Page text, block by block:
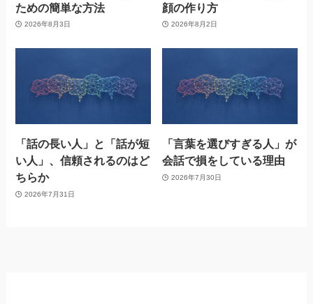
ための簡単な方法
2026年8月3日
顔の作り方
2026年8月2日
「話の長い人」と「話が短
い人」、信頼されるのはど
ちらか
2026年7月31日
「言葉を選びすぎる人」が
会話で損をしている理由
2026年7月30日